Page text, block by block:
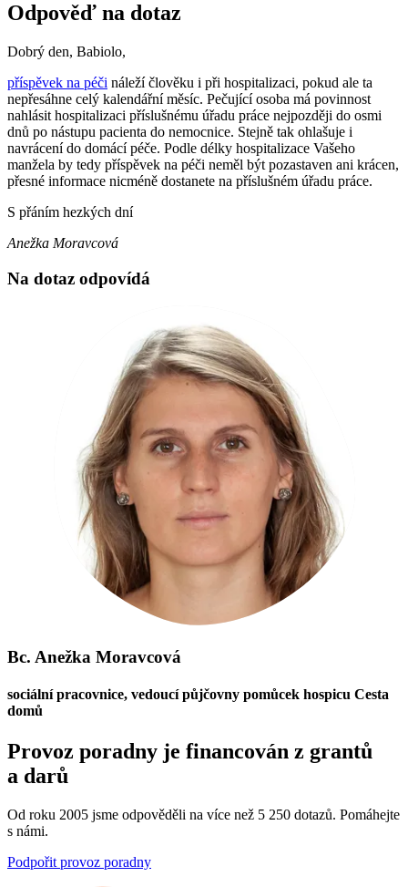
Odpověď na dotaz
Dobrý den, Babiolo,
příspěvek na péči náleží člověku i při hospitalizaci, pokud ale ta
nepřesáhne celý kalendářní měsíc. Pečující osoba má povinnost
nahlásit hospitalizaci příslušnému úřadu práce nejpozději do osmi
dnů po nástupu pacienta do nemocnice. Stejně tak ohlašuje i
navrácení do domácí péče. Podle délky hospitalizace Vašeho
manžela by tedy příspěvek na péči neměl být pozastaven ani krácen,
přesné informace nicméně dostanete na příslušném úřadu práce.
S přáním hezkých dní
Anežka Moravcová
Na dotaz odpovídá
Bc. Anežka Moravcová
sociální pracovnice, vedoucí půjčovny pomůcek hospicu Cesta
domů
Provoz poradny je financován z grantů
a darů
Od roku 2005 jsme odpověděli na více než 5 250 dotazů. Pomáhejte
s námi.
Podpořit provoz poradny